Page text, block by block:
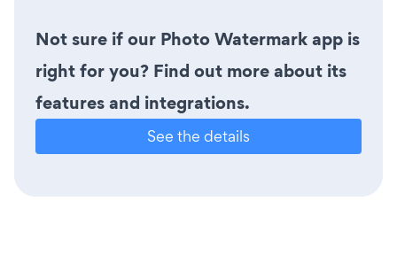
Not sure if our Photo Watermark app is
right for you? Find out more about its
features and integrations.
See the details